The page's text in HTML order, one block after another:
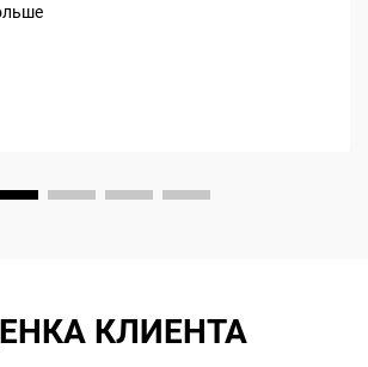
топлива. Подумайте о закруглённых
КЛИЕНТА